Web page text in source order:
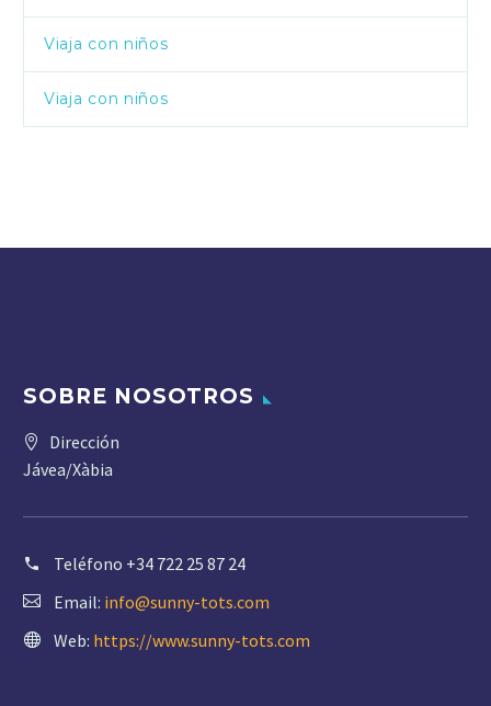
Viaja con niños
Viaja con niños
SOBRE NOSOTROS
Dirección
Jávea/Xàbia
Teléfono +34 722 25 87 24
Email: info@sunny-tots.com
Web: https://www.sunny-tots.com